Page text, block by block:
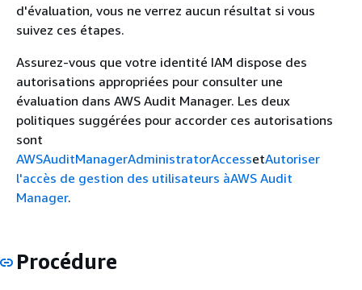
d'évaluation, vous ne verrez aucun résultat si vous
suivez ces étapes.
Assurez-vous que votre identité IAM dispose des
autorisations appropriées pour consulter une
évaluation dans AWS Audit Manager. Les deux
politiques suggérées pour accorder ces autorisations
sont
AWSAuditManagerAdministratorAccessetAutoriser
l'accès de gestion des utilisateurs àAWS Audit
Manager.
Procédure